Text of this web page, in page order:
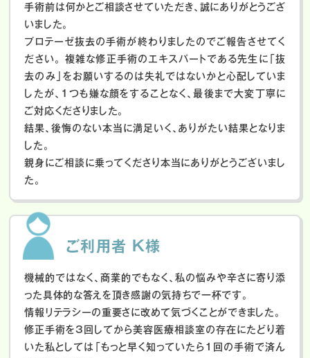
手術前は何かとご相談させていただき、誠にありがとうござ
いました。
プロテーゼ抜去の手術が終わりましたのでご報告させてく
ださい。
複雑な修正手術のエキスパートである先生に「抜
去のみ」をお願いするのは失礼ではないかと心配していま
したが、１つも嫌な顔をすることなく、最後まで大変丁寧に
ご対応くださりました。
結果、後悔のない本当に満足いく、ありがたい結果となりま
した。
親身にご相談に乗ってくださり本当にありがとうございまし
た。
ご利用者 K様
機械的ではなく、商業的でもなく、私の悩みや辛さに寄り添
った具体的な答えを頂き感謝の気持ちで一杯です。
情報リテラシーの重要さに改めて気づくことができました。
修正手術を3回してから美容医療相談室の存在にたどり着
いた私としては「もっと早く知っていたら1回の手術で済ん